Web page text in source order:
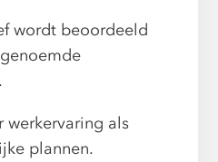
wordt beoordeeld
werkervaring als
plannen.